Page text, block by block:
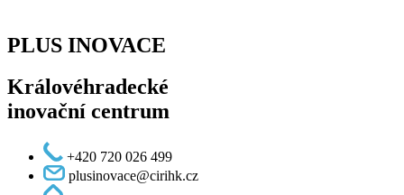
PLUS INOVACE
Královéhradecké
inovační centrum
+420 720 026 499
plusinovace@cirihk.cz